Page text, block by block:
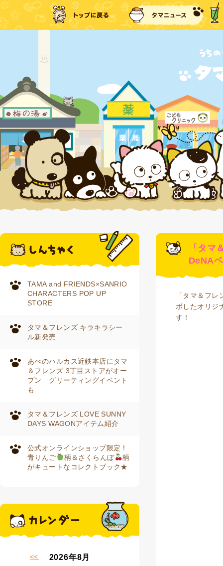
トップに戻る タ
TAMA and FRIENDS×SANRIO
CHARACTERS POP UP
STORE
タマ＆フレンズ キラキラシー
ル新発売
あべのハルカス近鉄本店にタマ
＆フレンズ 3丁目ストアがオー
プン グリーティングイベント
も
タマ＆フレンズ LOVE SUNNY
DAYS WAGONアイテム紹介
公式オンラインショップ限定！
青りんご
柄＆さくらんぼ
柄
がキュートなコレクトブック★
2026年8月
« 7月
「タマ
DeNA
「タマ＆フ
ボしたオリジ
す！